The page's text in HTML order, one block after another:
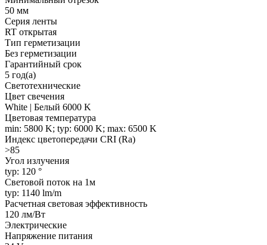
50 мм
Серия ленты
RT открытая
Тип герметизации
Без герметизации
Гарантийный срок
5 год(а)
Светотехнические
Цвет свечения
White | Белый 6000 K
Цветовая температура
min: 5800 K; typ: 6000 K; max: 6500 K
Индекс цветопередачи CRI (Ra)
>85
Угол излучения
typ: 120 °
Световой поток на 1м
typ: 1140 lm/m
Расчетная световая эффективность
120 лм/Вт
Электрические
Напряжение питания